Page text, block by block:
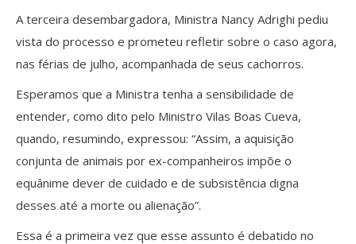
A terceira desembargadora, Ministra Nancy Adrighi pediu
vista do processo e prometeu refletir sobre o caso agora,
nas férias de julho, acompanhada de seus cachorros.
Esperamos que a Ministra tenha a sensibilidade de
entender, como dito pelo Ministro Vilas Boas Cueva,
quando, resumindo, expressou: “Assim, a aquisição
conjunta de animais por ex-companheiros impõe o
equânime dever de cuidado e de subsistência digna
desses até a morte ou alienação”.
Essa é a primeira vez que esse assunto é debatido no